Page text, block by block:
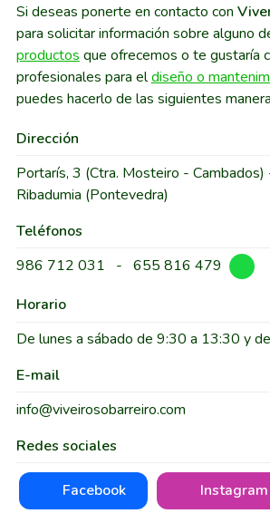
Si deseas ponerte en contacto con
para solicitar información sobre alguno
productos que ofrecemos o te gustaría
profesionales para eldiseño o
puedes hacerlo de las siguientes
Dirección
Portarís, 3 (Ctra. Mosteiro -
Ribadumia (Pontevedra)
Teléfonos
986 712 031
- 655 816 479
Horario
De lunes a sábado de 9:30 a 13:30 y
E-mail
info@viveirosobarreiro.com
Redes sociales
Facebook Instagram